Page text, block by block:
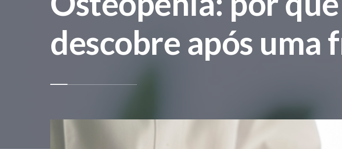
descobre após uma